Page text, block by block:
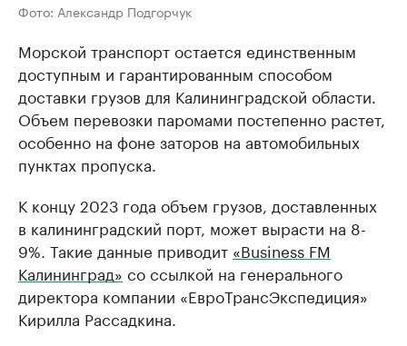
Фото: Александр Подгорчук
Морской транспорт остается единственным
доступным и гарантированным способом
доставки грузов для Калининградской области.
Объем перевозки паромами постепенно растет,
особенно на фоне заторов на автомобильных
пунктах пропуска.
К концу 2023 года объем грузов, доставленных
в калининградский порт, может вырасти на 8-
9%. Такие данные приводит «Business FM
Калининград» со ссылкой на генерального
директора компании «ЕвроТрансЭкспедиция»
Кирилла Рассадкина.